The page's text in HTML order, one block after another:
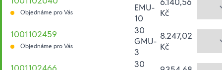
Objednáme pro Vás
EMU-
10
Kč
1001102459
Objednáme pro Vás
30
GMU-
3
8.247,02
Kč
1001102466
30